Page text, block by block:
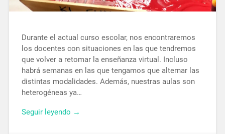
Durante el actual curso escolar, nos encontraremos
los docentes con situaciones en las que tendremos
que volver a retomar la enseñanza virtual. Incluso
habrá semanas en las que tengamos que alternar las
distintas modalidades. Además, nuestras aulas son
heterogéneas ya…
Seguir leyendo →